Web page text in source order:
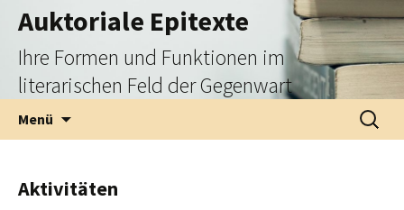
Zum
Inhalt
springen
Auktoriale Epitexte
Ihre Formen und Funktionen im
literarischen Feld der Gegenwart
Menü
Suchen
nach:
Aktivitäten